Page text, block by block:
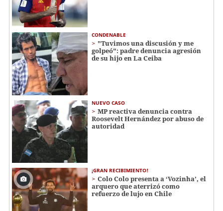
CONDENABLE
"Tuvimos una discusión y me
golpeó": padre denuncia agresión
de su hijo en La Ceiba
NUEVO CASO
MP reactiva denuncia contra
Roosevelt Hernández por abuso de
autoridad
¡GRAN RECIBIMIENTO!
Colo Colo presenta a ‘Vozinha’, el
arquero que aterrizó como
refuerzo de lujo en Chile